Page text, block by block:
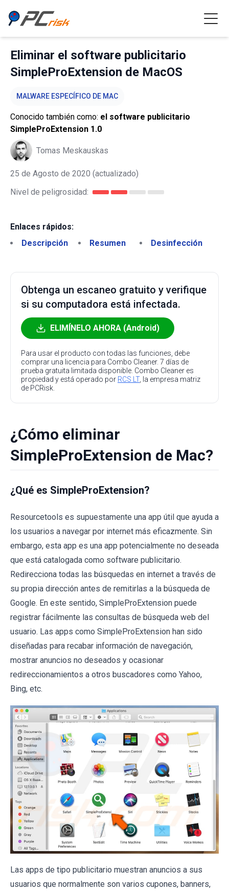
Eliminar el software publicitario
SimpleProExtension de MacOS
MALWARE ESPECÍFICO DE MAC
Conocido también como: el software publicitario
SimpleProExtension 1.0
Tomas Meskauskas
25 de Agosto de 2020 (actualizado)
Nivel de peligrosidad:
Enlaces rápidos:
Descripción
Resumen Desinfección
Obtenga un escaneo gratuito y verifique
si su computadora está infectada.
ELIMÍNELO AHORA (Android)
Para usar el producto con todas las funciones, debe
comprar una licencia para Combo Cleaner. 7 días de
prueba gratuita limitada disponible. Combo Cleaner es
propiedad y está operado por RCS LT, la empresa matriz
de PCRisk.
¿Cómo eliminar
SimpleProExtension de Mac?
¿Qué es SimpleProExtension?
Resourcetools es supuestamente una app útil que ayuda a
los usuarios a navegar por internet más eficazmente. Sin
embargo, esta app es una app potencialmente no deseada
que está catalogada como software publicitario.
Redirecciona todas las búsquedas en internet a través de
su propia dirección antes de remitirlas a la búsqueda de
Google. En este sentido, SimpleProExtension puede
registrar fácilmente las consultas de búsqueda web del
usuario. Las apps como SimpleProExtension han sido
diseñadas para recabar información de navegación,
mostrar anuncios no deseados y ocasionar
redireccionamientos a otros buscadores como Yahoo,
Bing, etc.
Las apps de tipo publicitario muestran anuncios a sus
usuarios que normalmente son varios cupones, banners,